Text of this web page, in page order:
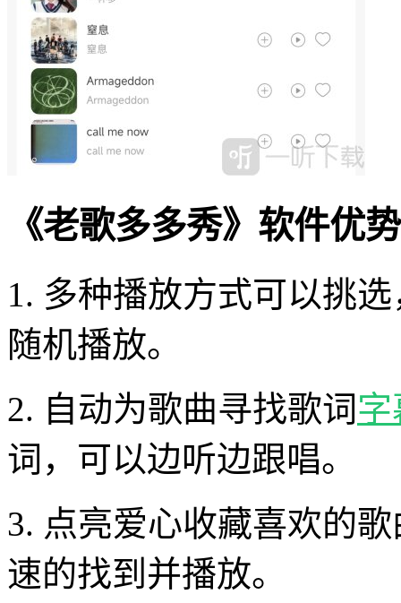
《老歌多多秀》软件优
1. 多种播放方式可以挑
随机播放。
2. 自动为歌曲寻找歌词字
词，可以边听边跟唱。
3. 点亮爱心收藏喜欢的
速的找到并播放。